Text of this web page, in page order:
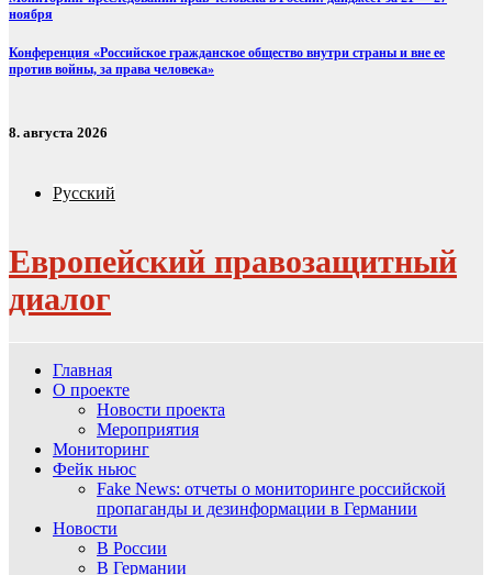
ноября
Конференция «Российское гражданское общество внутри страны и вне ее
против войны, за права человека»
8. августа 2026
Русский
Европейский правозащитный
диалог
Главная
О проекте
Новости проекта
Мероприятия
Мониторинг
Фейк ньюс
Fake News: отчеты о мониторинге российской
пропаганды и дезинформации в Германии
Новости
В России
В Германии